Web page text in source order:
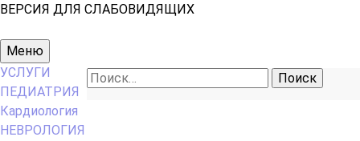
ВЕРСИЯ ДЛЯ СЛАБОВИДЯЩИХ
Основное
меню
Меню
Найти:
УСЛУГИ
ПЕДИАТРИЯ
Кардиология
НЕВРОЛОГИЯ